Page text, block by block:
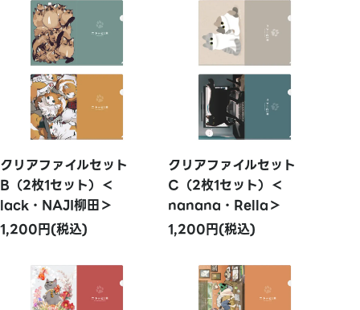
クリアファイルセット
B（2枚1セット）＜
lack・NAJI柳田＞
1,200円(税込)
クリアファイルセット
C（2枚1セット）＜
nanana・Rella＞
1,200円(税込)